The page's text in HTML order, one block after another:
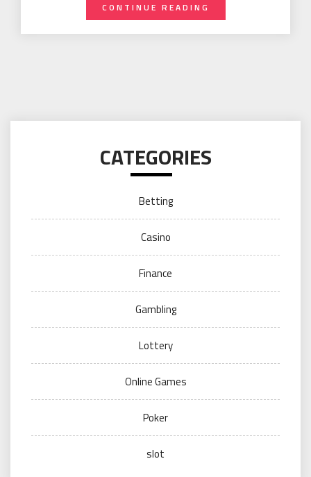
CONTINUE READING
CATEGORIES
Betting
Casino
Finance
Gambling
Lottery
Online Games
Poker
slot